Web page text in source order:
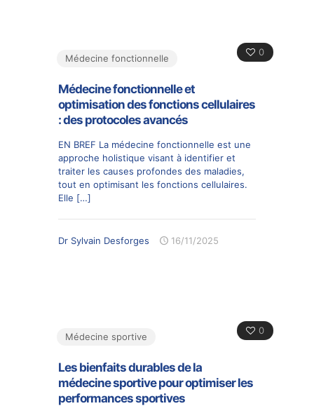
0
Médecine fonctionnelle
Médecine fonctionnelle et
optimisation des fonctions cellulaires
: des protocoles avancés
EN BREF La médecine fonctionnelle est une
approche holistique visant à identifier et
traiter les causes profondes des maladies,
tout en optimisant les fonctions cellulaires.
Elle […]
Dr Sylvain Desforges 16/11/2025
0
Médecine sportive
Les bienfaits durables de la
médecine sportive pour optimiser les
performances sportives